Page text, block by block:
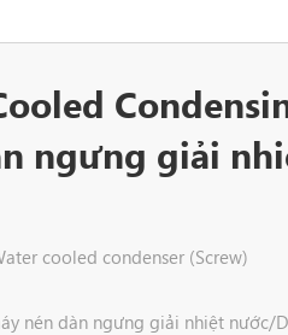
ngưng giải
cooled condenser (Screw)
nén dàn ngưng giải nhiệt nước/